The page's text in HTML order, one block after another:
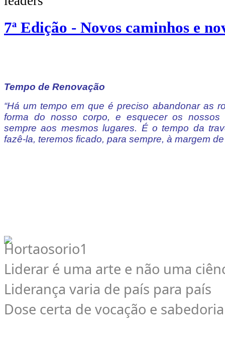
7ª Edição - Novos caminhos e
Tempo de Renovação
“Há um tempo em que é preciso abandonar as
forma do nosso corpo, e esquecer os nossos
sempre aos mesmos lugares. É o tempo da
fazê-la, teremos ficado, para sempre, à margem
Liderar é uma arte e não uma
Liderança varia de país para país
Dose certa de vocação e sabedoria